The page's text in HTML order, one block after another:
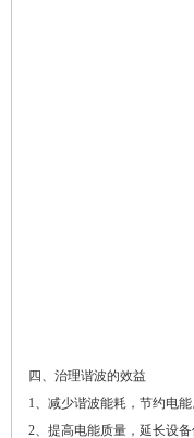
四、治理谐波的效益
1、减少谐波能耗，节约电
2、提高电能质量，延长设